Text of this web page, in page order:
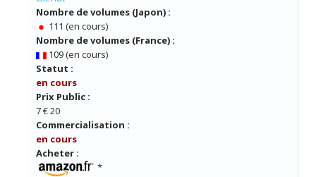
Nombre de volumes (Japon) :
111 (en cours)
Nombre de volumes (France) :
109 (en cours)
Statut :
en cours
Prix Public :
7 € 20
Commercialisation :
en cours
Acheter :
*